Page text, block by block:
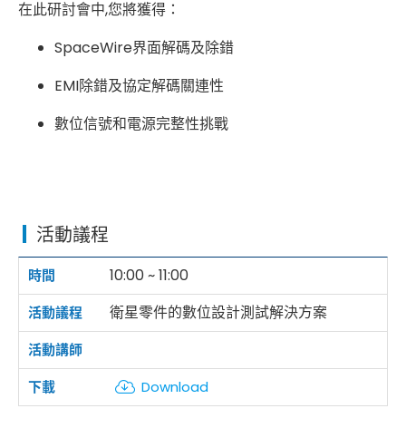
在此研討會中,您將獲得：
SpaceWire界面解碼及除錯
EMI除錯及協定解碼關連性
數位信號和電源完整性挑戰
活動議程
10:00 ~ 11:00
衛星零件的數位設計測試解決方案
Download